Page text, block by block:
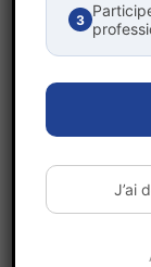
La
3
J’ai